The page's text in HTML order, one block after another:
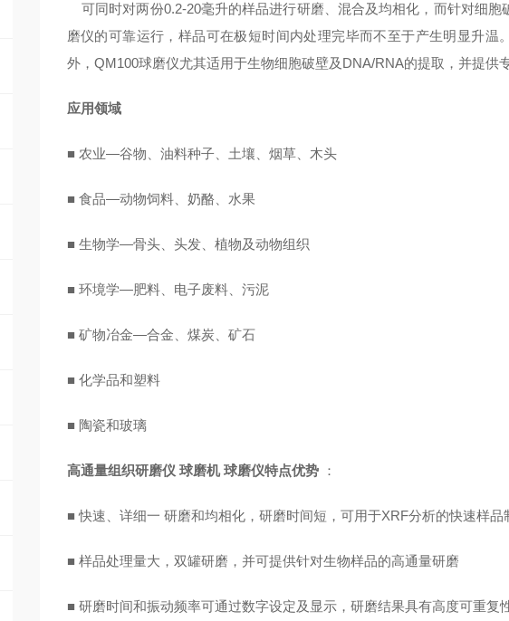
可同时对两份0.2-20毫升的样品进行研磨、混合及均相化，而针对细
磨仪的可靠运行，样品可在极短时间内处理完毕而不至于产生明显升
外，QM100球磨仪尤其适用于生物细胞破壁及DNA/RNA的提取，并提供
应用领域
■ 农业—谷物、油料种子、土壤、烟草、木头
■ 食品—动物饲料、奶酪、水果
■ 生物学—骨头、头发、植物及动物组织
■ 环境学—肥料、电子废料、污泥
■ 矿物冶金—合金、煤炭、矿石
■ 化学品和塑料
■ 陶瓷和玻璃
高通量组织研磨仪 球磨机 球磨仪特点优势 ：
■ 快速、详细一 研磨和均相化，研磨时间短，可用于XRF分析的快速样品
■ 样品处理量大，双罐研磨，并可提供针对生物样品的高通量研磨
■ 研磨时间和振动频率可通过数字设定及显示，研磨结果具有高度可重复